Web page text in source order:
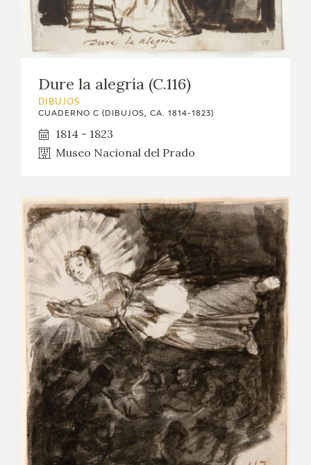
Dure la alegría (C.116)
DIBUJOS
CUADERNO C (DIBUJOS, CA. 1814-1823)
1814 - 1823
Museo Nacional del Prado